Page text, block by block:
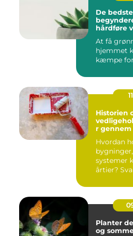
De
hårdføre
At få
hjemmet
kæmpe
Historien
r
Hvordan
systemer
årtier?
Planter
og